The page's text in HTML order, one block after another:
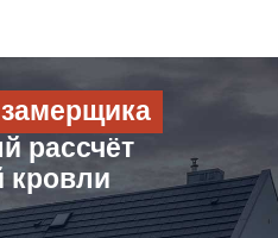
рассчёт
кровли